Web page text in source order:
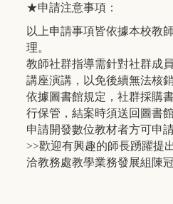
★申請注意事項：
以上申請事項皆依據本校教
理。
教師社群指導需針對社群成
講座演講，以免後續無法核銷
依據圖書館規定，社群採購
行保管，結案時須送回圖書
申請開發數位教材者方可申請
>>歡迎有興趣的師長踴躍提
洽教務處教學業務發展組陳